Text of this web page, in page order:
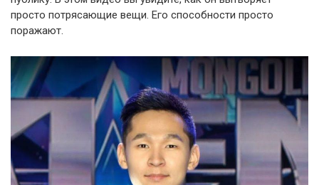
просто потрясающие вещи. Его способности просто
поражают.